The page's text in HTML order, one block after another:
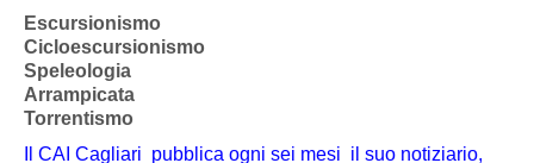
Escursionismo
Cicloescursionismo
Speleologia
Arrampicata
Torrentismo
Il CAI Cagliari pubblica ogni sei mesi il suo notiziario,